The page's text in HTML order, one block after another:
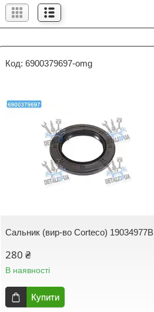
6900379697-omg
Сальник (вир-во Corteco) 19034977B
280 ₴
В наявності
Купити